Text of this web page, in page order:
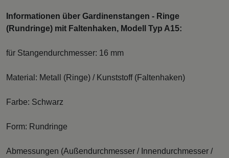
Informationen über Gardinenstangen - Ringe
(Rundringe) mit Faltenhaken, Modell Typ A15:
für Stangendurchmesser: 16 mm
Material: Metall (Ringe) / Kunststoff (Faltenhaken)
Farbe: Schwarz
Form: Rundringe
Abmessungen (Außendurchmesser / Innendurchmesser /